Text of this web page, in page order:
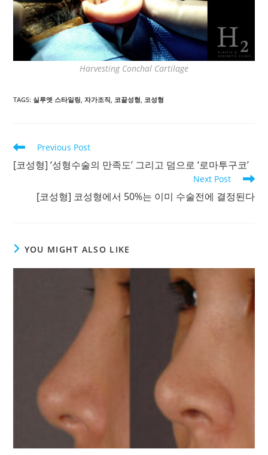
Harvesting Conchal Cartilage
TAGS:실루엣 스타일링 자가조직 코끝성형 코성형
Read
articles
Previous Post
[코성형] ‘성형수술의 만족도’ 그리고 덤으로 ‘로마투구코’
Next Post
[코성형] 코성형에서 50%는 이미 수술전에 결정된다
YOU MIGHT ALSO LIKE